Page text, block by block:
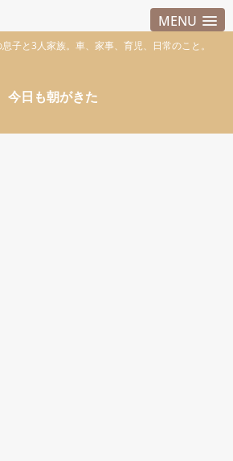
MENU
子と3人家族。車、家事、育児、日常のこと。
今日も朝がきた